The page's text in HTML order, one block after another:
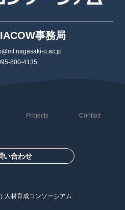
事務局
u.ac.jp
800-4135
Projects Contact
い合わせ
人材育成コンソーシアム.